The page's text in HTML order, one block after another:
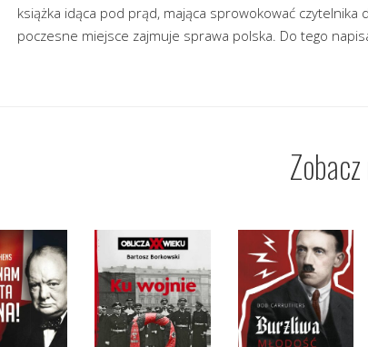
książka idąca pod prąd, mająca sprowokować
poczesne miejsce zajmuje sprawa polska. Do tego